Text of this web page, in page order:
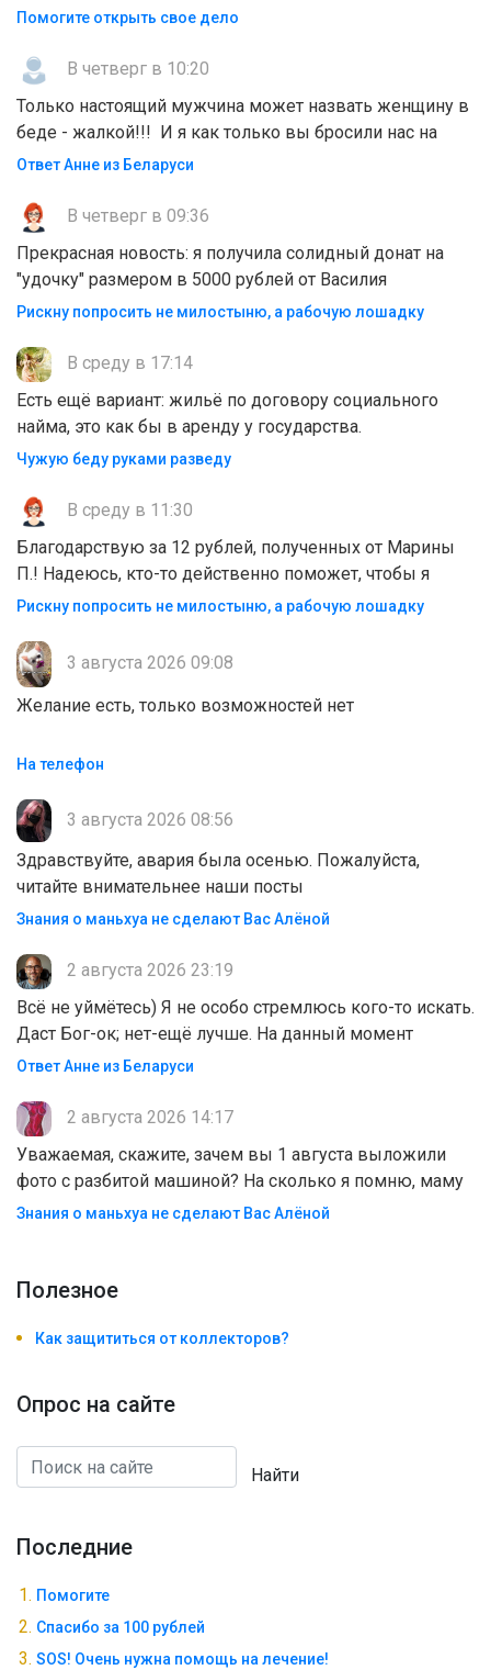
Помогите открыть свое дело
В четверг в 10:20
Только настоящий мужчина может назвать женщину в
беде - жалкой!!! И я как только вы бросили нас на
Ответ Анне из Беларуси
В четверг в 09:36
Прекрасная новость: я получила солидный донат на
"удочку" размером в 5000 рублей от Василия
Рискну попросить не милостыню, а рабочую лошадку
В среду в 17:14
Есть ещё вариант: жильё по договору социального
найма, это как бы в аренду у государства.
Чужую беду руками разведу
В среду в 11:30
Благодарствую за 12 рублей, полученных от Марины
П.! Надеюсь, кто-то действенно поможет, чтобы я
Рискну попросить не милостыню, а рабочую лошадку
3 августа 2026 09:08
Желание есть, только возможностей нет
На телефон
3 августа 2026 08:56
Здравствуйте, авария была осенью. Пожалуйста,
читайте внимательнее наши посты
Знания о маньхуа не сделают Вас Алëной
2 августа 2026 23:19
Всё не уймётесь) Я не особо стремлюсь кого-то искать.
Даст Бог-ок; нет-ещё лучше. На данный момент
Ответ Анне из Беларуси
2 августа 2026 14:17
Уважаемая, скажите, зачем вы 1 августа выложили
фото с разбитой машиной? На сколько я помню, маму
Знания о маньхуа не сделают Вас Алëной
Полезноe
Как защититься от коллекторов?
Опрос на сайте
Найти
Последние
Помогите
Спасибо за 100 рублей
SOS! Очень нужна помощь на лечение!